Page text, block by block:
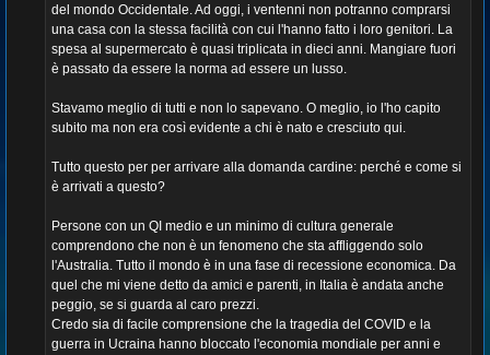
del mondo Occidentale. Ad oggi, i ventenni non potranno comprarsi
una casa con la stessa facilità con cui l'hanno fatto i loro genitori. La
spesa al supermercato è quasi triplicata in dieci anni. Mangiare fuori
è passato da essere la norma ad essere un lusso.
Stavamo meglio di tutti e non lo sapevano. O meglio, io l'ho capito
subito ma non era così evidente a chi è nato e cresciuto qui.
Tutto questo per per arrivare alla domanda cardine: perché e come si
è arrivati a questo?
Persone con un QI medio e un minimo di cultura generale
comprendono che non è un fenomeno che sta affliggendo solo
l'Australia. Tutto il mondo è in una fase di recessione economica. Da
quel che mi viene detto da amici e parenti, in Italia è andata anche
peggio, se si guarda al caro prezzi.
Credo sia di facile comprensione che la tragedia del COVID e la
guerra in Ucraina hanno bloccato l'economia mondiale per anni e